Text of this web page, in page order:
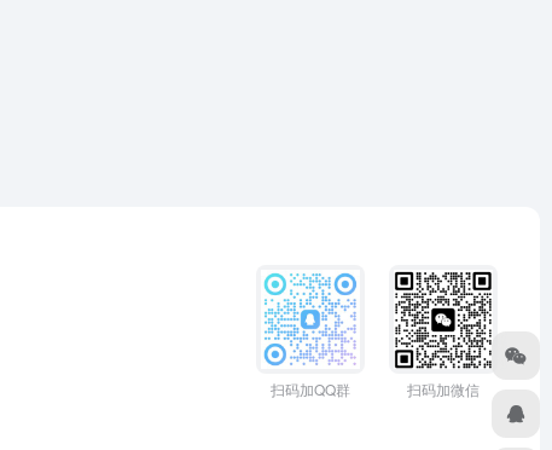
扫码加QQ群 扫码加微信